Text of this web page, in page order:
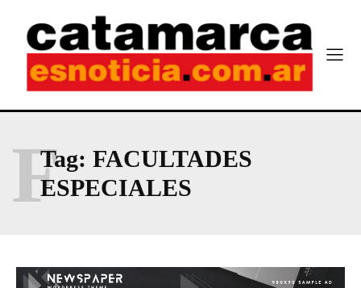
Tag: FACULTADES
ESPECIALES
F